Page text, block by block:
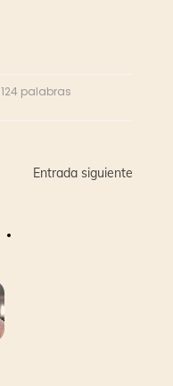
124 palabras
Entrada siguiente